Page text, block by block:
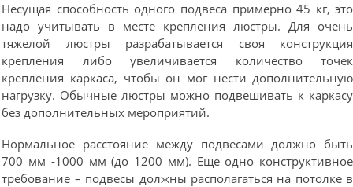
Несущая способность одного подвеса примерно 45 кг, это
надо учитывать в месте крепления люстры. Для очень
тяжелой люстры разрабатывается своя конструкция
крепления либо увеличивается количество точек
крепления каркаса, чтобы он мог нести дополнительную
нагрузку. Обычные люстры можно подвешивать к каркасу
без дополнительных мероприятий.
Нормальное расстояние между подвесами должно быть
700 мм -1000 мм (до 1200 мм). Еще одно конструктивное
требование – подвесы должны располагаться на потолке в